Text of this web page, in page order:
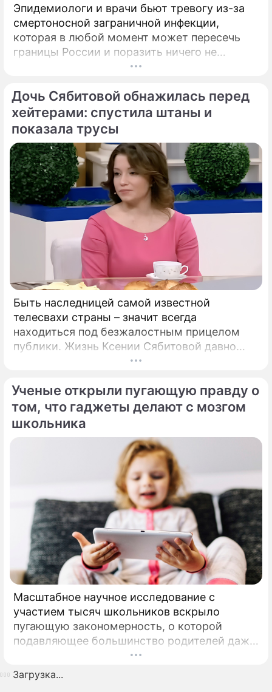
Эпидемиологи и врачи бьют тревогу из-за
смертоносной заграничной инфекции,
которая в любой момент может пересечь
границы России и поразить ничего не
подозревающих граждан. Россию
угрозе: в страну могут завезти неизлечимый
и смертоносный вирус Бурбон.
Дочь Сябитовой обнажилась перед
хейтерами: спустила штаны и
показала трусы
Быть наследницей самой известной
телесвахи страны – значит всегда
находиться под безжалостным прицелом
публики. Жизнь Ксении Сябитовой давно
рассматривают под мощной лупой.
Ученые открыли пугающую правду о
том, что гаджеты делают с мозгом
школьника
Масштабное научное исследование с
участием тысяч школьников вскрыло
пугающую закономерность, о которой
подавляющее большинство родителей даже
не догадывалось. Привычка дарить ребенку
смартфон с беспрепятственным доступом к
социальным сетям в младшем
Загрузка...